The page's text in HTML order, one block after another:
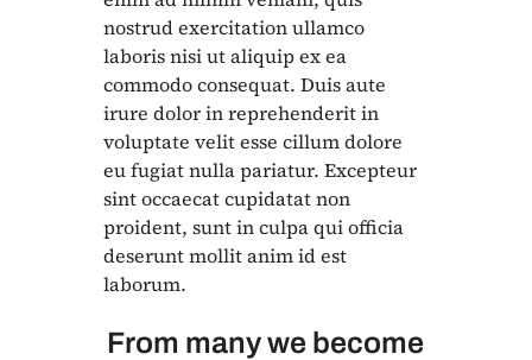
nostrud exercitation ullamco
laboris nisi ut aliquip ex ea
commodo consequat. Duis aute
irure dolor in reprehenderit in
voluptate velit esse cillum dolore
eu fugiat nulla pariatur. Excepteur
sint occaecat cupidatat non
proident, sunt in culpa qui officia
deserunt mollit anim id est
laborum.
From many we become